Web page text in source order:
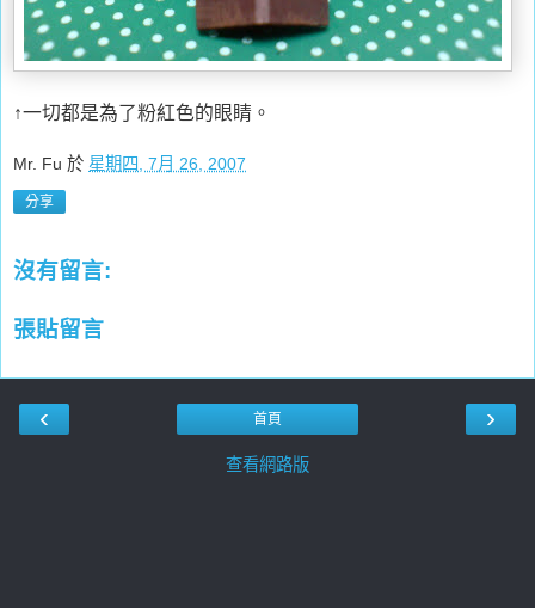
↑一切都是為了粉紅色的眼睛。
Mr. Fu 於 星期四, 7月 26, 2007
分享
沒有留言:
張貼留言
‹ ›
首頁
查看網路版